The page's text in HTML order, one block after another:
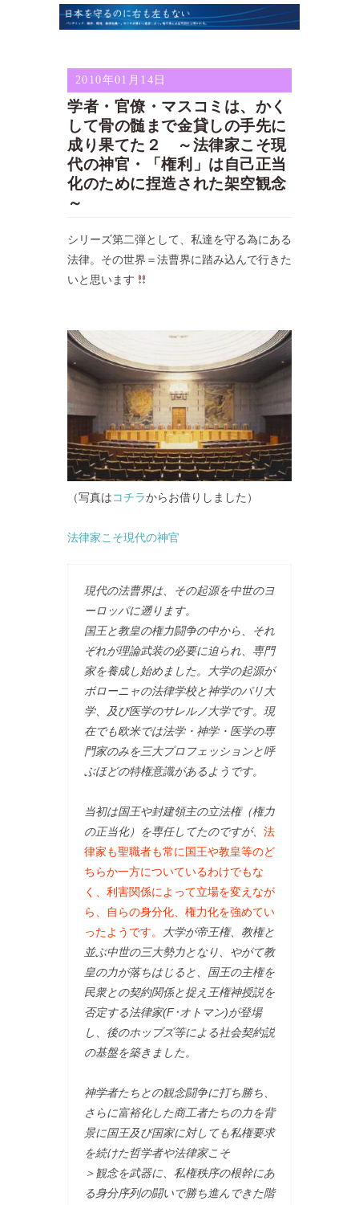
2010年01月14日
学者・官僚・マスコミは、かく
して骨の髄まで金貸しの手先に
成り果てた２ ～法律家こそ現
代の神官・「権利」は自己正当
化のために捏造された架空観念
～
シリーズ第二弾として、私達を守る為にある
法律。その世界＝法曹界に踏み込んで行きた
いと思います
（写真はコチラからお借りしました）
法律家こそ現代の神官
現代の法曹界は、その起源を中世のヨ
ーロッパに遡ります。
国王と教皇の権力闘争の中から、それ
ぞれが理論武装の必要に迫られ、専門
家を養成し始めました。大学の起源が
ボローニャの法律学校と神学のパリ大
学、及び医学のサレルノ大学です。現
在でも欧米では法学・神学・医学の専
門家のみを三大プロフェッションと呼
ぶほどの特権意識があるようです。
当初は国王や封建領主の立法権（権力
の正当化）を専任してたのですが、 法
律家も聖職者も常に国王や教皇等のど
ちらか一方についているわけでもな
く、利害関係によって立場を変えなが
ら、自らの身分化、権力化を強めてい
ったようです。
大学が帝王権、教権と
並ぶ中世の三大勢力となり、やがて教
皇の力が落ちはじると、国王の主権を
民衆との契約関係と捉え王権神授説を
否定する法律家(F･オトマン)が登場
し、後のホッブズ等による社会契約説
の基盤を築きました。
神学者たちとの観念闘争に打ち勝ち、
さらに富裕化した商工者たちの力を背
景に国王及び国家に対しても私権要求
を続けた哲学者や法律家こそ
＞観念を武器に、私権秩序の根幹にあ
る身分序列の闘いで勝ち進んできた階